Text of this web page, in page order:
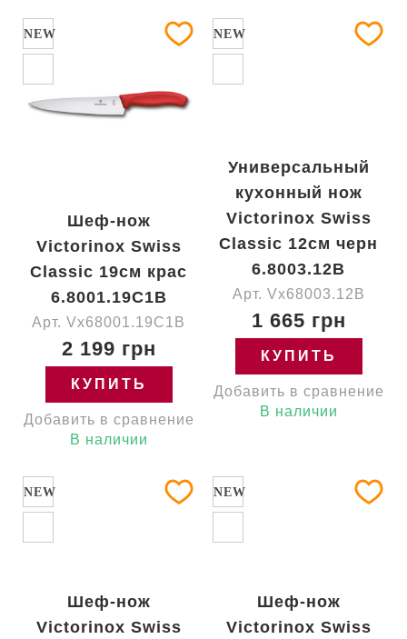
NEW
Шеф-нож
Victorinox Swiss
Classic 19см крас
6.8001.19C1B
Арт. Vx68001.19C1B
2 199 грн
КУПИТЬ
Добавить в сравнение
В наличии
NEW
Универсальный
кухонный нож
Victorinox Swiss
Classic 12см черн
6.8003.12B
Арт. Vx68003.12B
1 665 грн
КУПИТЬ
Добавить в сравнение
В наличии
NEW
Шеф-нож
Victorinox Swiss
NEW
Шеф-нож
Victorinox Swiss